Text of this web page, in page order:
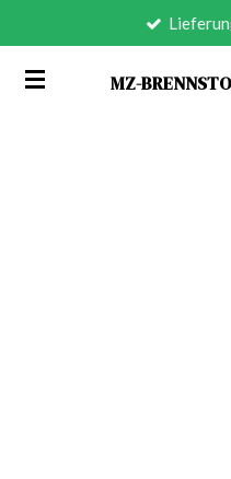
springen
MZ-
Lieferung